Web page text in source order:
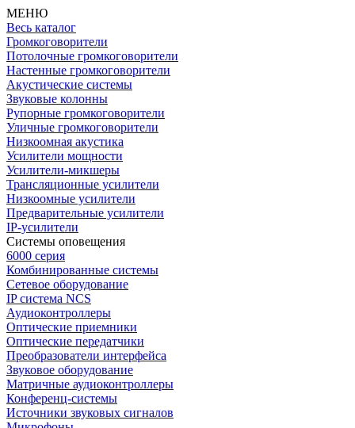
МЕНЮ
Весь каталог
Громкоговорители
Потолочные громкоговорители
Настенные громкоговорители
Акустические системы
Звуковые колонны
Рупорные громкоговорители
Уличные громкоговорители
Низкоомная акустика
Усилители мощности
Усилители-микшеры
Трансляционные усилители
Низкоомные усилители
Предварительные усилители
IP-усилители
Системы оповещения
6000 серия
Комбинированные системы
Сетевое оборудование
IP система NCS
Аудиоконтроллеры
Оптические приемники
Оптические передатчики
Преобразователи интерфейса
Звуковое оборудование
Матричные аудиоконтроллеры
Конференц-системы
Источники звуковых сигналов